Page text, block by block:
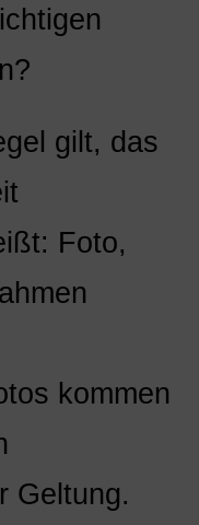
gilt, das
Foto,
kommen
Geltung.